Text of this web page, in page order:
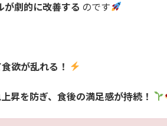
が劇的に改善する のです
欲が乱れる！
昇を防ぎ、食後の満足感が持続！